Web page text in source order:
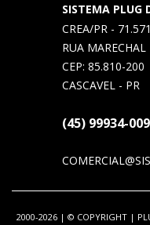
SISTEMA PLUG
CREA/PR - 71.571
RUA
CEP: 85.810-200
CASCAVEL - PR
(45) 99934-
2000-2026 | © COPYRIGHT |